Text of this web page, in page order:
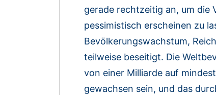
gerade rechtzeitig an, um die
pessimistisch erscheinen zu
Bevölkerungswachstum,
teilweise beseitigt. Die
von einer Milliarde auf
gewachsen sein, und das